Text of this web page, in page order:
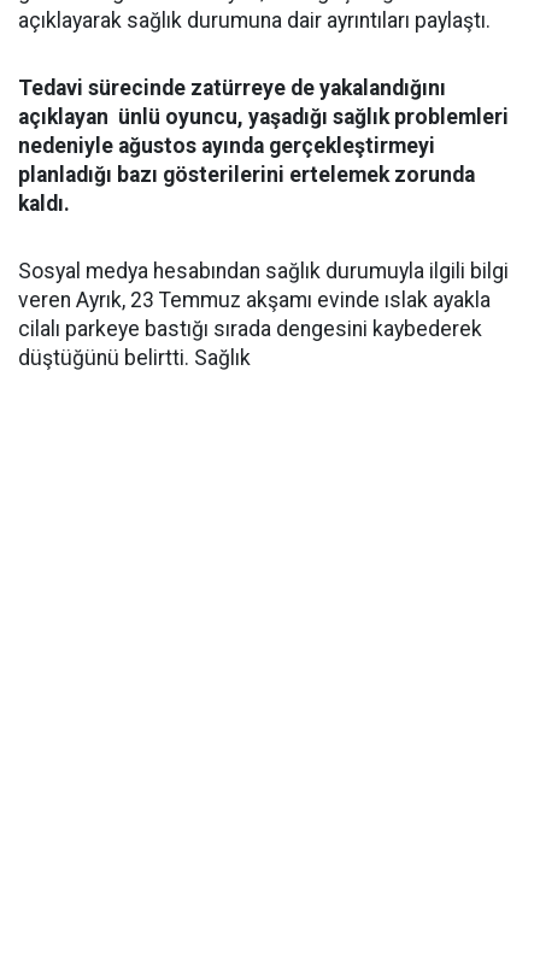
açıklayarak sağlık durumuna dair ayrıntıları paylaştı.
Tedavi sürecinde zatürreye de yakalandığını
açıklayan ünlü oyuncu, yaşadığı sağlık problemleri
nedeniyle ağustos ayında gerçekleştirmeyi
planladığı bazı gösterilerini ertelemek zorunda
kaldı.
Sosyal medya hesabından sağlık durumuyla ilgili bilgi
veren Ayrık, 23 Temmuz akşamı evinde ıslak ayakla
cilalı parkeye bastığı sırada dengesini kaybederek
düştüğünü belirtti. Sağlık